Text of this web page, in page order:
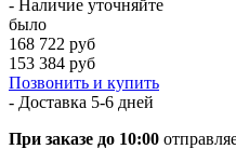
- Наличие уточняйте
было
168 722 руб
153 384 руб
Позвонить и купить
- Доставка 5-6 дней
При заказе до 10:00